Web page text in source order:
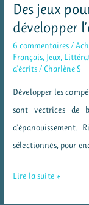
pour
apprendre
à
se
connaitre
Des jeux
développer
6 commentaires /
Français Jeux
d'écrits / Charlène S
Développer les
sont vectrices de
sélectionnés, pour
Des
Lire la suite »